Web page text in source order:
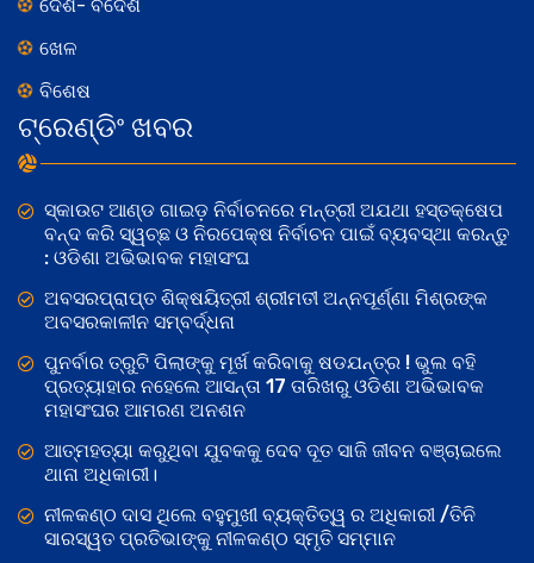
ଦେଶ- ବିଦେଶ
ଖେଳ
ବିଶେଷ
ଟ୍ରେଣ୍ଡିଂ ଖବର
ସ୍କାଉଟ ଆଣ୍ଡ ଗାଇଡ଼ ନିର୍ବାଚନରେ ମନ୍ତ୍ରୀ ଅଯଥା ହସ୍ତକ୍ଷେପ
ବନ୍ଦ କରି ସ୍ୱଚ୍ଛ ଓ ନିରପେକ୍ଷ ନିର୍ବାଚନ ପାଇଁ ବ୍ୟବସ୍ଥା କରନ୍ତୁ
: ଓଡିଶା ଅଭିଭାବକ ମହାସଂଘ
ଅବସରପ୍ରାପ୍ତ ଶିକ୍ଷୟିତ୍ରୀ ଶ୍ରୀମତୀ ଅନ୍ନପୂର୍ଣ୍ଣା ମିଶ୍ରଙ୍କ
ଅବସରକାଳୀନ ସମ୍ବର୍ଦ୍ଧନା
ପୁନର୍ବାର ତ୍ରୁଟି ପିଲାଙ୍କୁ ମୂର୍ଖ କରିବାକୁ ଷଡଯନ୍ତ୍ର ! ଭୁଲ ବହି
ପ୍ରତ୍ୟାହାର ନହେଲେ ଆସନ୍ତା 17 ତାରିଖରୁ ଓଡିଶା ଅଭିଭାବକ
ମହାସଂଘର ଆମରଣ ଅନଶନ
ଆତ୍ମହତ୍ୟା କରୁଥିବା ଯୁବକକୁ ଦେବ ଦୂତ ସାଜି ଜୀବନ ବଞ୍ଚାଇଲେ
ଥାନା ଅଧିକାରୀ।
ନୀଳକଣ୍ଠ ଦାସ ଥିଲେ ବହୁମୁଖୀ ବ୍ୟକ୍ତିତ୍ୱ ର ଅଧିକାରୀ /ତିନି
ସାରସ୍ୱତ ପ୍ରତିଭାଙ୍କୁ ନୀଳକଣ୍ଠ ସ୍ମୃତି ସମ୍ମାନ